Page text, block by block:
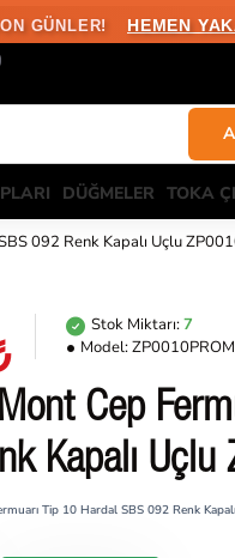
GÜNLER! HEMEN
DÜĞMELER TOKA
092 Renk Kapalı Uçlu
Cep
Kapalı Uçlu
Tip 10 Hardal SBS 092 Renk
Stok Miktarı:7
Model: